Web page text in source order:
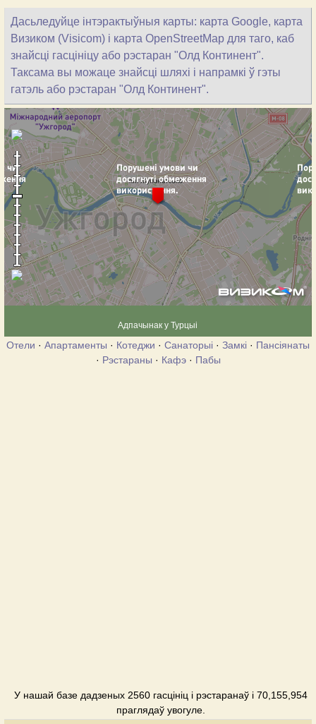
Дасьледуйце інтэрактыўныя карты: карта Google, карта
Визиком (Visicom) і карта OpenStreetMap для таго, каб
знайсці гасцініцу або рэстаран "Олд Континент".
Таксама вы можаце знайсці шляхі і напрамкі ў гэты
гатэль або рэстаран "Олд Континент".
Адпачынак у Турцыі
Отели · Апартаменты · Котеджи · Санаторыі · Замкі · Пансіянаты
· Рэстараны · Кафэ· Пабы
У нашай базе дадзеных 2560 гасцініц і рэстаранаў і 70,155,954
праглядаў увогуле.